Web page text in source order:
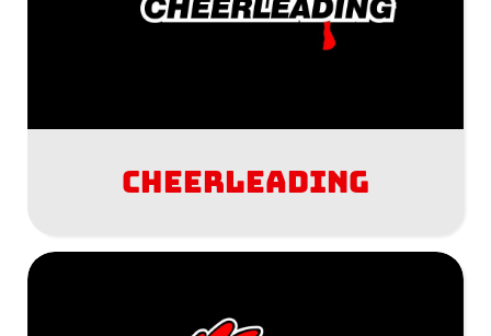
Cheerleading